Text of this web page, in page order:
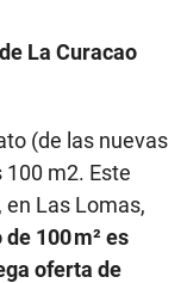
La Curacao
(de las nuevas
m2. Este
en Las Lomas,
100 m² es
oferta de